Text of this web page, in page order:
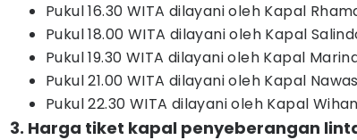
Pukul 16.30 WITA dilayani oleh Kapal
Pukul 18.00 WITA dilayani oleh Kapal
Pukul 19.30 WITA dilayani oleh Kapal
Pukul 21.00 WITA dilayani oleh Kapal
Pukul 22.30 WITA dilayani oleh Kapal
3. Harga tiket kapal penyeberangan